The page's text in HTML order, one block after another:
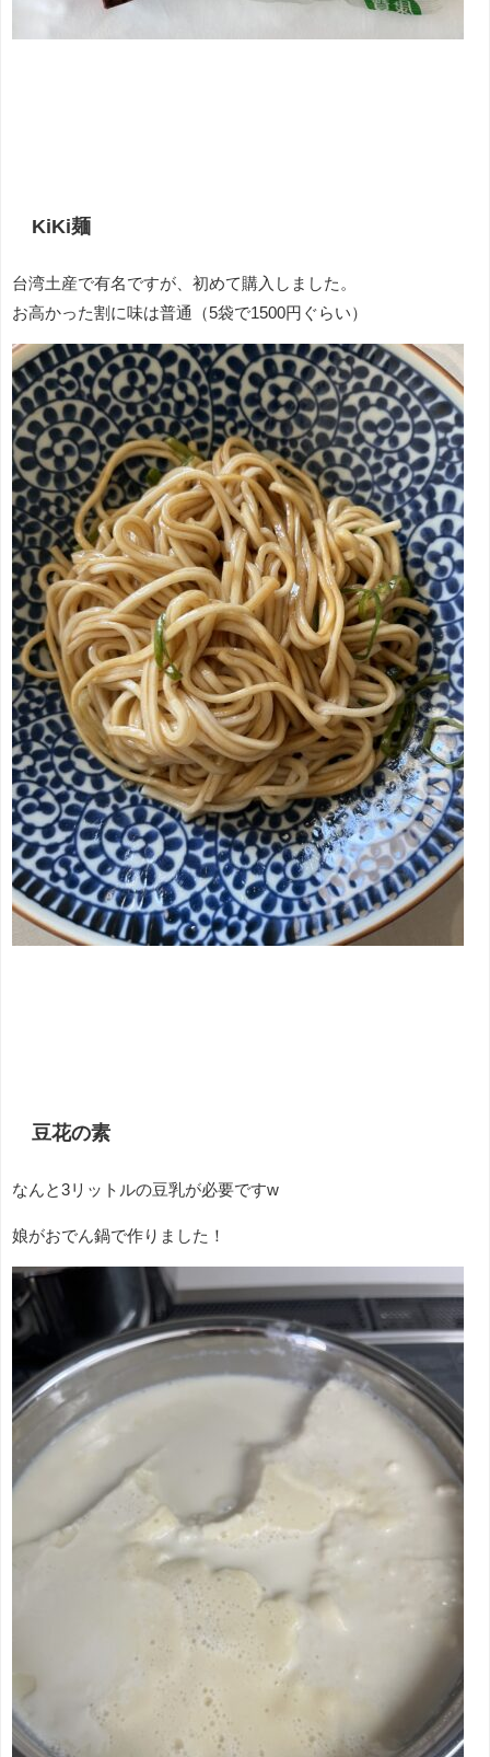
KiKi麺
台湾土産で有名ですが、初めて購入しました。
お高かった割に味は普通（5袋で1500円ぐらい）
豆花の素
なんと3リットルの豆乳が必要ですw
娘がおでん鍋で作りました！